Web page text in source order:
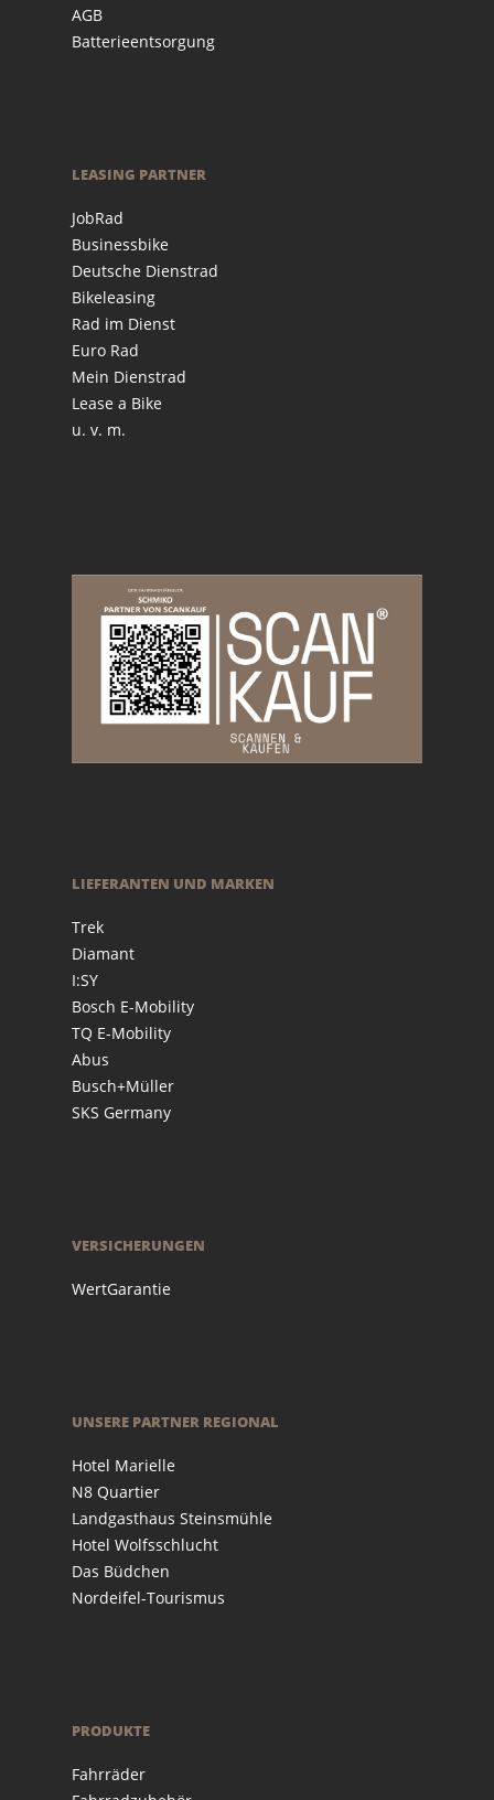
AGB
Batterieentsorgung
LEASING PARTNER
JobRad
Businessbike
Deutsche Dienstrad
Bikeleasing
Rad im Dienst
Euro Rad
Mein Dienstrad
Lease a Bike
u. v. m.
LIEFERANTEN UND MARKEN
Trek
Diamant
I:SY
Bosch E-Mobility
TQ E-Mobility
Abus
Busch+Müller
SKS Germany
VERSICHERUNGEN
WertGarantie
UNSERE PARTNER REGIONAL
Hotel Marielle
N8 Quartier
Landgasthaus Steinsmühle
Hotel Wolfsschlucht
Das Büdchen
Nordeifel-Tourismus
PRODUKTE
Fahrräder